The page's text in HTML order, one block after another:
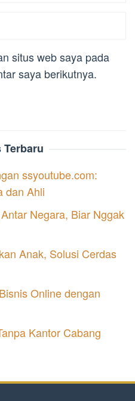
situs web saya pada
saya berikutnya.
Terbaru
ssyoutube.com:
dan Ahli
Negara, Biar Nggak
Anak, Solusi Cerdas
Online dengan
Kantor Cabang